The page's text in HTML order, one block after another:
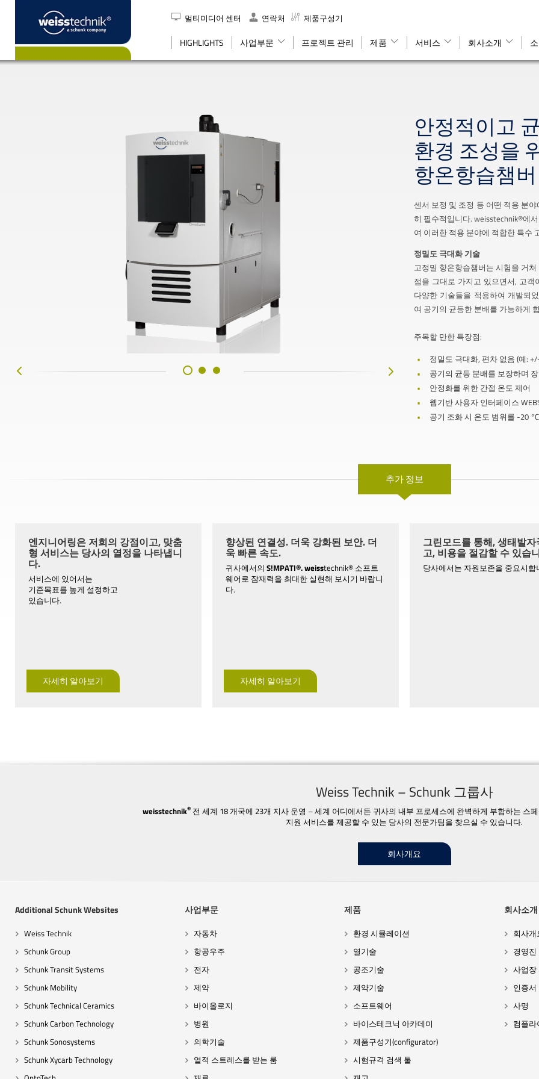
멀티미디어 센터 연락처 제품구성기
HIGHLIGHTS 사업부문 프로젝트 관리 제품 서비스 회사소개
검색
안정적이고
환경 조성을
항온항습챔버
센서 보정 및 조정 등 어떤 적용 분
히 필수적입니다. weisstechnik®에
여 이러한 적용 분야에 적합한 특수
정밀도 극대화 기술
고정밀 항온항습챔버는 시험을 거
점을 그대로 가지고 있으면서, 고
다양한 기술들을 적용하여 개발되
여 공기의 균등한 분배를 가능하게
주목할 만한 특장점:
정밀도 극대화, 편차 없음 (예:
공기의 균등 분배를 보장하며
안정화를 위한 간접 온도 제어
웹기반 사용자 인터페이스
공기 조화 시 온도 범위를 -20
추가 정보
엔지니어링은 저희의 강점이고, 맞춤
형 서비스는 당사의 열정을 나타냅니
다.
서비스에 있어서는
기준목표를 높게 설정하고
있습니다.
자세히 알아보기
향상된 연결성. 더욱 강화된 보안. 더
욱 빠른 속도.
귀사에서의 S!MPATI®.weisstechnik® 소프트
웨어로 잠재력을 최대한 실현해 보시기 바랍니
다.
자세히 알아보기
그린모드를 통해, 생태발자
고, 비용을 절감할 수 있습
당사에서는 자원보존을 중요시합
Weiss Technik – Schunk 그룹사
weisstechnik® 전 세계 18 개국에 23개 지사 운영 – 세계 어디에서든 귀사의 내부 프로세스에 완벽하게 부합하는 스
지원 서비스를 제공할 수 있는 당사의 전문가팀을 찾으실 수 있습니다.
회사개요
Additional Schunk Websites
Weiss Technik
Schunk Group
Schunk Transit Systems
Schunk Mobility
Schunk Technical Ceramics
Schunk Carbon Technology
Schunk Sonosystems
Schunk Xycarb Technology
사업부문
자동차
항공우주
전자
제약
바이올로지
병원
의학기술
열적 스트레스를 받는 룸
제품
환경 시뮬레이션
열기술
공조기술
제약기술
소프트웨어
바이스테크닉 아카데미
제품구성기(configurator)
시험규격 검색 툴
회사소개
회사개
경영진
사업장
인증서
사명
컴플라